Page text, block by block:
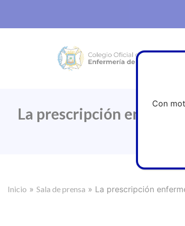
La prescripción
Inicio » Sala de prensa » La prescripción
Con